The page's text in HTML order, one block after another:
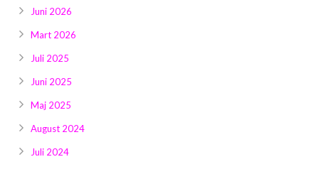
Juni 2026
Mart 2026
Juli 2025
Juni 2025
Maj 2025
August 2024
Juli 2024